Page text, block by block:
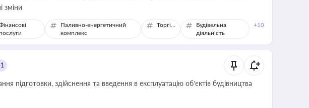
зміни
Паливно-енергетичний
комплекс
Торгівля
Будівельна
діяльність
+10
підготовки, здійснення та введення в експлуатацію об’єктів будівництва